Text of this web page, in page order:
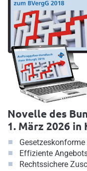
Novelle des
1. März 2026 in
Effiziente
Rechtssichere